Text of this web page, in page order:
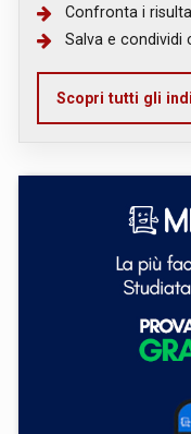
Confronta i
Salva e condividi
Scopri tutti gli